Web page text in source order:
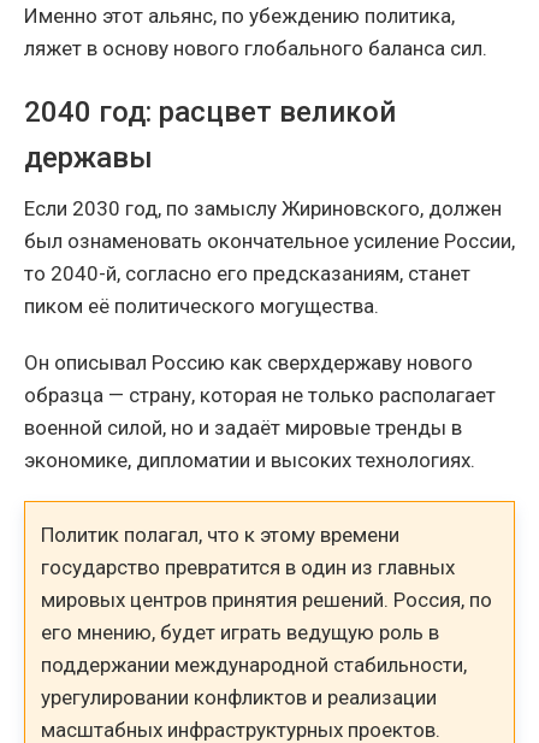
Именно этот альянс, по убеждению политика,
ляжет в основу нового глобального баланса сил.
2040 год: расцвет великой
державы
Если 2030 год, по замыслу Жириновского, должен
был ознаменовать окончательное усиление России,
то 2040-й, согласно его предсказаниям, станет
пиком её политического могущества.
Он описывал Россию как сверхдержаву нового
образца — страну, которая не только располагает
военной силой, но и задаёт мировые тренды в
экономике, дипломатии и высоких технологиях.
Политик полагал, что к этому времени
государство превратится в один из главных
мировых центров принятия решений. Россия, по
его мнению, будет играть ведущую роль в
поддержании международной стабильности,
урегулировании конфликтов и реализации
масштабных инфраструктурных проектов.